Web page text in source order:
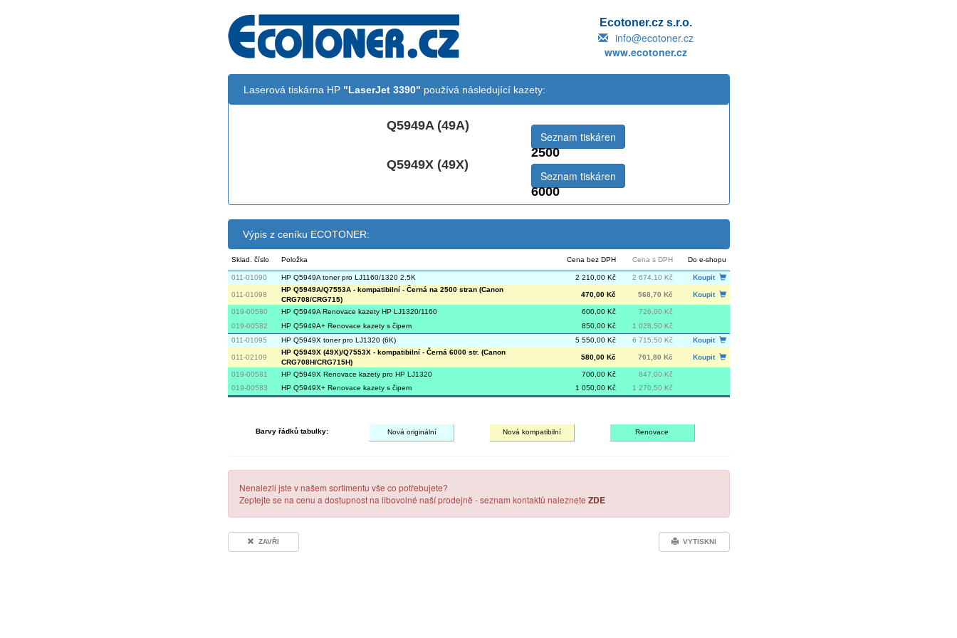
Ecotoner.cz s.r.o.
info@ecotoner.cz
www.ecotoner.cz
Laserová tiskárna HP "LaserJet 3390" používá následující kazety:
Q5949A (49A)
2500
Seznam tiskáren
Q5949X (49X)
6000
Seznam tiskáren
Výpis z ceníku ECOTONER:
Sklad. číslo Položka Cena bez DPH Cena s DPH Do e-shopu
011-01090 HP Q5949A toner pro LJ1160/1320 2.5K 2 210,00 Kč 2 674,10 Kč Koupit
011-01098
HP Q5949A/Q7553A - kompatibilní - Černá na 2500 stran (Canon
CRG708/CRG715)
470,00 Kč 568,70 Kč Koupit
019-00580 HP Q5949A Renovace kazety HP LJ1320/1160 600,00 Kč
726,00 Kč
019-00582
HP Q5949A+ Renovace kazety s čipem 850,00 Kč
1 028,50 Kč
011-01095
HP Q5949X toner pro LJ1320 (6K) 5 550,00 Kč 6 715,50 Kč Koupit
011-02109
HP Q5949X (49X)/Q7553X - kompatibilní - Černá 6000 str. (Canon
CRG708H/CRG715H)
580,00 Kč 701,80 Kč Koupit
019-00581 HP Q5949X Renovace kazety pro HP LJ1320 700,00 Kč
847,00 Kč
019-00583
HP Q5949X+ Renovace kazety s čipem 1 050,00 Kč 1 270,50 Kč
Barvy řádků tabulky: Nová originální Nová kompatibilní Renovace
Nenalezli jste v našem sortimentu vše co potřebujete?
Zeptejte se na cenu a dostupnost na libovolné naší prodejně - seznam kontaktů naleznete ZDE
ZAVŘI VYTISKNI